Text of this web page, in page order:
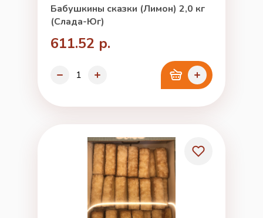
Бабушкины сказки (Лимон) 2,0 кг
(Слада-Юг)
611.52 р.